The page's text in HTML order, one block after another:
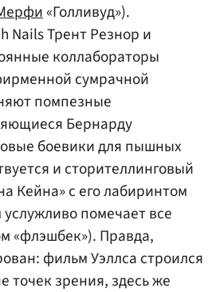
«Голливуд»).
Nails Трент Резнор и
коллабораторы
сумрачной
помпезные
Бернарду
боевики для пышных
и сторителлинговый
Кейна» с его лабиринтом
помечает все
«флэшбек»). Правда,
фильм Уэллса строился
точек зрения, здесь же